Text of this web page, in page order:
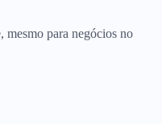
mesmo para negócios no